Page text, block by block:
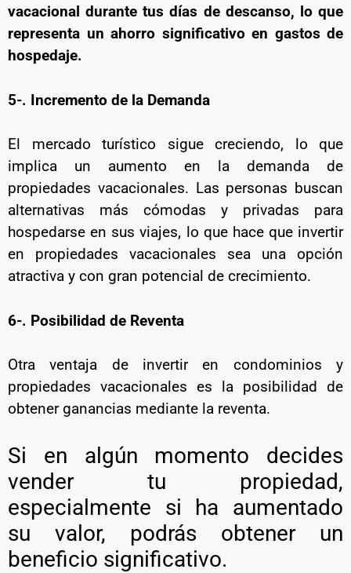
vacacional durante tus días de descanso, lo que
representa un ahorro significativo en gastos de
hospedaje.
5-. Incremento de la Demanda
El mercado turístico sigue creciendo, lo que
implica un aumento en la demanda de
propiedades vacacionales. Las personas buscan
alternativas más cómodas y privadas para
hospedarse en sus viajes, lo que hace que invertir
en propiedades vacacionales sea una opción
atractiva y con gran potencial de crecimiento.
6-. Posibilidad de Reventa
Otra ventaja de invertir en condominios y
propiedades vacacionales es la posibilidad de
obtener ganancias mediante la reventa.
Si en algún momento decides
vender tu propiedad,
especialmente si ha aumentado
su valor, podrás obtener un
beneficio significativo.